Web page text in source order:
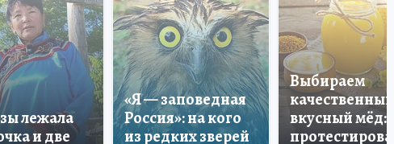
лежала
и две
«Я — заповедная
Россия»: на кого
из редких зверей
Выбираем
качественный
вкусный мёд: